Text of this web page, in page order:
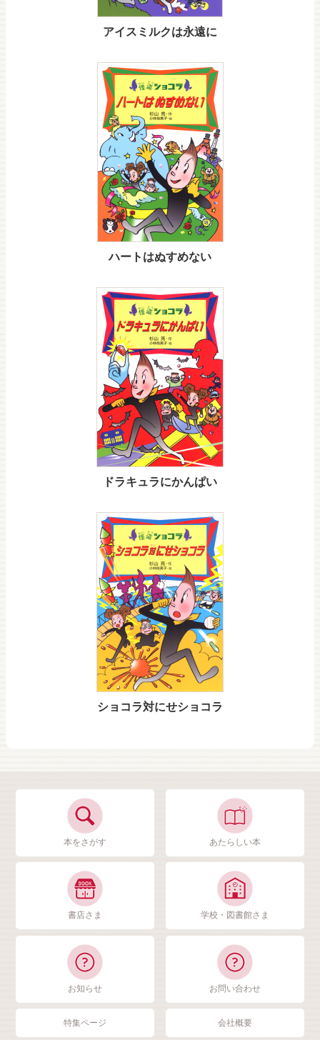
アイスミルクは永遠に
ハートはぬすめない
ドラキュラにかんぱい
ショコラ対にせショコラ
本をさがす あたらしい本
書店さま 学校・図書館さま
お知らせ お問い合わせ
特集ページ 会社概要